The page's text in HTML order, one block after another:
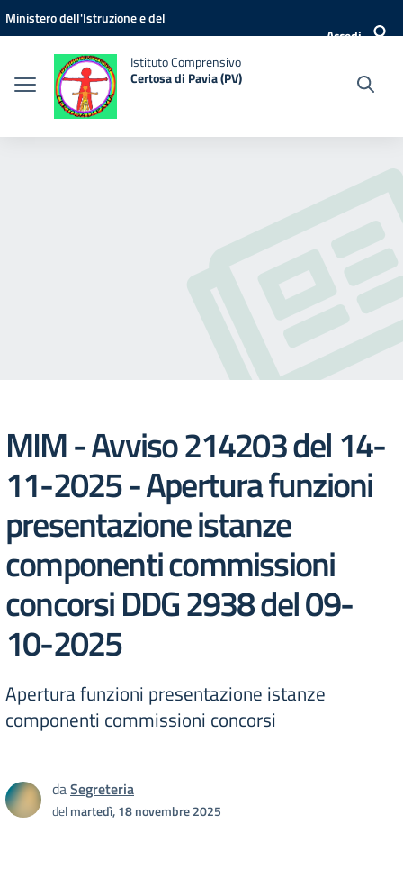
Vai ai contenuti
Vai al menu di navigazione
Vai al footer
Ministero dell'Istruzione e del
Accedi
Istituto Comprensivo
Certosa di Pavia (PV)
MIM - Avviso 214203 del 14-
11-2025 - Apertura funzioni
presentazione istanze
componenti commissioni
concorsi DDG 2938 del 09-
10-2025
Apertura funzioni presentazione istanze
componenti commissioni concorsi
daSegreteria
delmartedì, 18 novembre 2025